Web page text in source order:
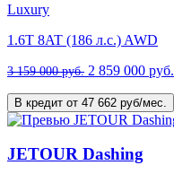
Luxury
1.6T 8AT (186 л.с.) AWD
3 159 000 руб. 2 859 000 руб.
В кредит от 47 662 руб/мес.
JETOUR Dashing